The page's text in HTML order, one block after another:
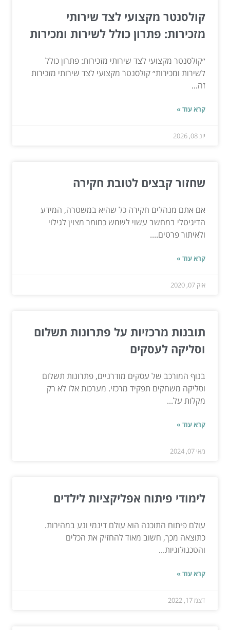
קולסנטר מקצועי לצד שירותי
מזכירות: פתרון כולל לשירות ומכירות
״קולסנטר מקצועי לצד שירותי מזכירות: פתרון כולל
לשירות ומכירות״ קולסנטר מקצועי לצד שירותי מזכירות
זה...
קרא עוד »
יונ 08, 2026
שחזור קבצים לטובת חקירה
אם אתם מנהלים חקירה כל שהיא במשטרה, המידע
הדיגיטלי במחשב עשוי לשמש כחומר מצוין לגילוי
ולאיתור פרטים....
קרא עוד »
אוק 07, 2020
תובנות מרכזיות על פתרונות תשלום
וסליקה לעסקים
בנוף המורכב של עסקים מודרניים, פתרונות תשלום
וסליקה משחקים תפקיד מרכזי. מערכות אלו לא רק
מקלות על...
קרא עוד »
מאי 07, 2024
לימודי פיתוח אפליקציות לילדים
עולם פיתוח התוכנה הוא עולם דינמי ונע במהירות.
כתוצאה מכך, חשוב מאוד להחזיק את הכלים
והטכנולוגיות...
קרא עוד »
דצמ 17, 2022